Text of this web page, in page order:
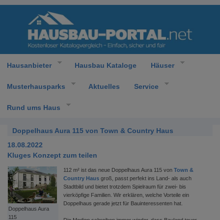
Hausanbieter Hausbau Kataloge Häuser
Musterhausparks Aktuelles Service
Rund ums Haus
Doppelhaus Aura 115 von Town & Country Haus
18.08.2022
Kluges Konzept zum teilen
Doppelhaus Aura
115
112 m² ist das neue Doppelhaus Aura 115 von Town &
Country Haus groß, passt perfekt ins Land- als auch
Stadtbild und bietet trotzdem Spielraum für zwei- bis
vierköpfige Familien. Wir erklären, welche Vorteile ein
Doppelhaus gerade jetzt für Bauinteressenten hat.